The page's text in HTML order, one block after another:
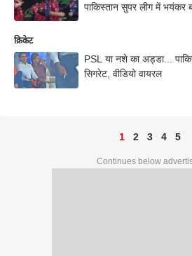
पाकिस्तान सुपर लीग में भयंकर
क्रिकेट
PSL या नशे का अड्डा...
सिगरेट, वीडियो वायरल
1 2 3 4 5
Continues below